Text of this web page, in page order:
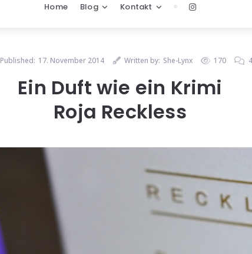
Home Blog Kontakt
Published: 17. November 2014 Written by: She-Lynx 170 4
Ein Duft wie ein Krimi
Roja Reckless